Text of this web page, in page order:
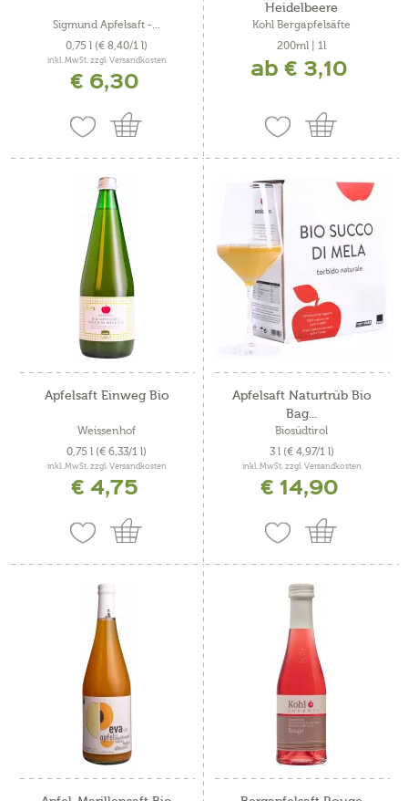
Sigmund Apfelsaft -...
0,75 l (€ 8,40/1 l)
inkl. MwSt. zzgl. Versandkosten
€ 6,30
Heidelbeere
Kohl Bergapfelsäfte
200ml | 1l
ab € 3,10
Apfelsaft Einweg Bio
Weissenhof
0,75 l (€ 6,33/1 l)
inkl. MwSt. zzgl. Versandkosten
€ 4,75
Apfelsaft Naturtrüb Bio
Bag...
Biosüdtirol
3 l (€ 4,97/1 l)
inkl. MwSt. zzgl. Versandkosten
€ 14,90